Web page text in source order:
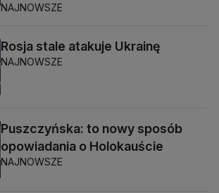
NAJNOWSZE
Rosja stale atakuje Ukrainę
NAJNOWSZE
Puszczyńska: to nowy sposób
opowiadania o Holokauście
NAJNOWSZE